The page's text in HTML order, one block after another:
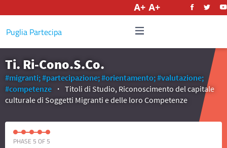
Puglia Partecipa
Ti. Ri-Cono.S.Co.
#migranti;#partecipazione;#orientamento;#valutazione;
#competenze
Titoli di Studio, Riconoscimento del capitale
culturale di Soggetti Migranti e delle loro Competenze
PHASE 5 OF 5